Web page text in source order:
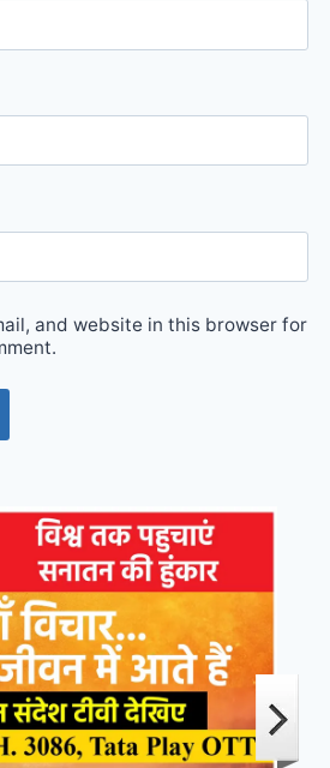
and website in this browser for